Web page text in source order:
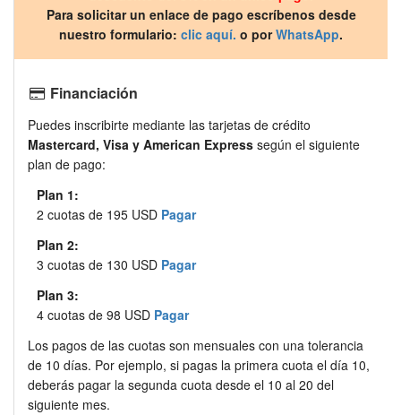
Para solicitar un enlace de pago escríbenos desde
nuestro formulario: clic aquí. o porWhatsApp.
Financiación
Puedes inscribirte mediante las tarjetas de crédito
Mastercard, Visa y American Express según el siguiente
plan de pago:
Plan 1:
2 cuotas de 195 USD Pagar
Plan 2:
3 cuotas de 130 USD Pagar
Plan 3:
4 cuotas de 98 USD Pagar
Los pagos de las cuotas son mensuales con una tolerancia
de 10 días. Por ejemplo, si pagas la primera cuota el día 10,
deberás pagar la segunda cuota desde el 10 al 20 del
siguiente mes.